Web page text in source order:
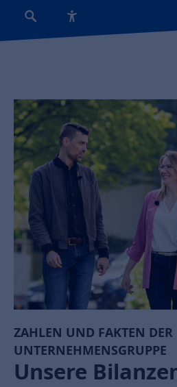
ZAHLEN UND FAKTEN DER
UNTERNEHMENSGRUPPE
Unsere